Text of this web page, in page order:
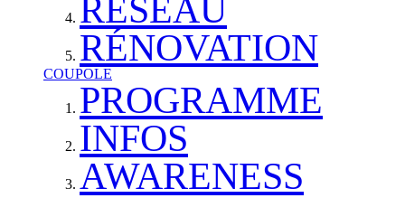
RÉSEAU
RÉNOVATION
COUPOLE
PROGRAMME
INFOS
AWARENESS